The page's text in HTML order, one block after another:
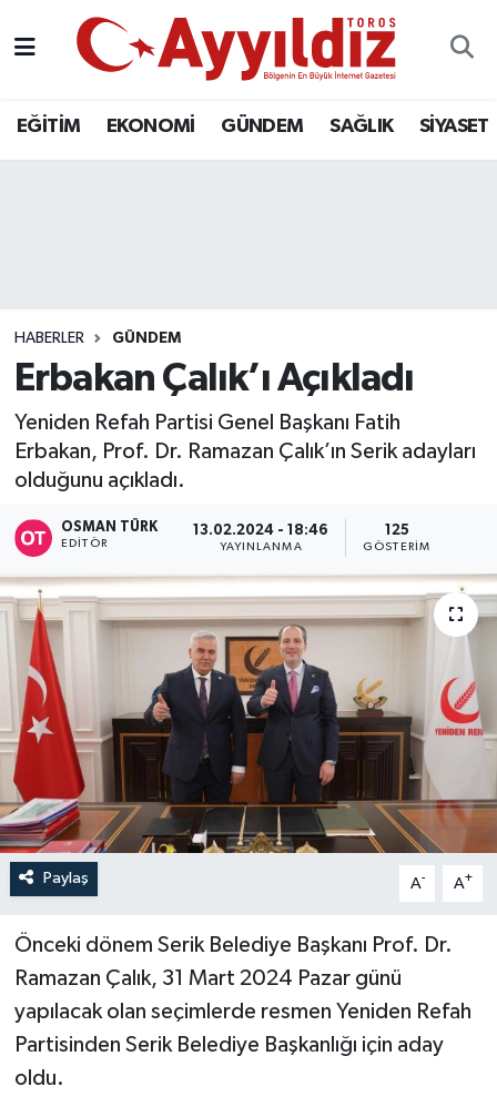
EĞİTİM EKONOMİ GÜNDEM SAĞLIK SİYASET
HABERLER GÜNDEM
Erbakan Çalık’ı Açıkladı
Yeniden Refah Partisi Genel Başkanı Fatih
Erbakan, Prof. Dr. Ramazan Çalık’ın Serik adayları
olduğunu açıkladı.
OSMAN TÜRK
EDITÖR
13.02.2024 - 18:46
YAYINLANMA
125
GÖSTERIM
Paylaş A- A+
Önceki dönem Serik Belediye Başkanı Prof. Dr.
Ramazan Çalık, 31 Mart 2024 Pazar günü
yapılacak olan seçimlerde resmen Yeniden Refah
Partisinden Serik Belediye Başkanlığı için aday
oldu.